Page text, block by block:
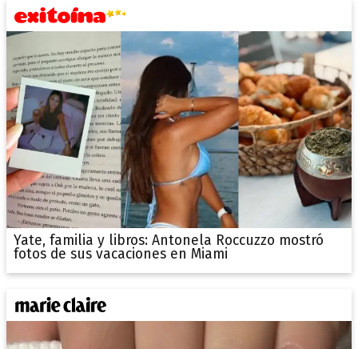
Yate, familia y libros: Antonela Roccuzzo mostró
fotos de sus vacaciones en Miami